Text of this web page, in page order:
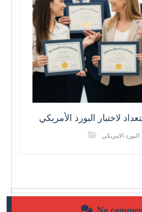
لاختبار البورد الأمريكي
البورد الامريكي